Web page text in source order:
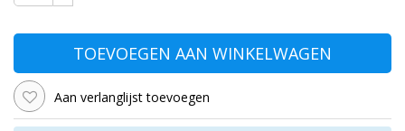
TOEVOEGEN AAN WINKELWAGEN
Aan verlanglijst toevoegen